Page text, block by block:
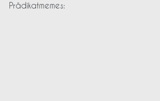
Prädikatmemes: